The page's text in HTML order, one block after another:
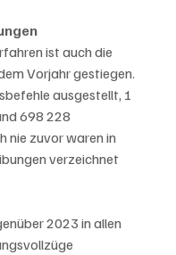
ist auch die
Vorjahr gestiegen.
ausgestellt, 1
698 228
nie zuvor waren in
verzeichnet
2023 in allen